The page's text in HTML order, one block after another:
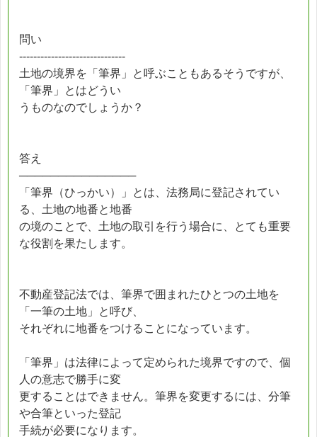
問い
------------------------------
土地の境界を「筆界」と呼ぶこともあるそうですが、
「筆界」とはどうい
うものなのでしょうか？
答え
───────────────
「筆界（ひっかい）」とは、法務局に登記されてい
る、土地の地番と地番
の境のことで、土地の取引を行う場合に、とても重要
な役割を果たします。
不動産登記法では、筆界で囲まれたひとつの土地を
「一筆の土地」と呼び、
それぞれに地番をつけることになっています。
「筆界」は法律によって定められた境界ですので、個
人の意志で勝手に変
更することはできません。筆界を変更するには、分筆
や合筆といった登記
手続が必要になります。